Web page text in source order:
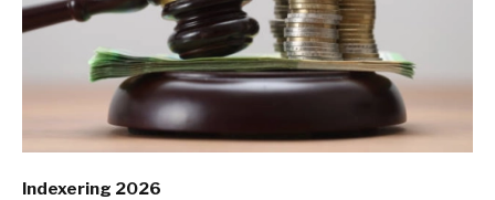
Indexering 2026